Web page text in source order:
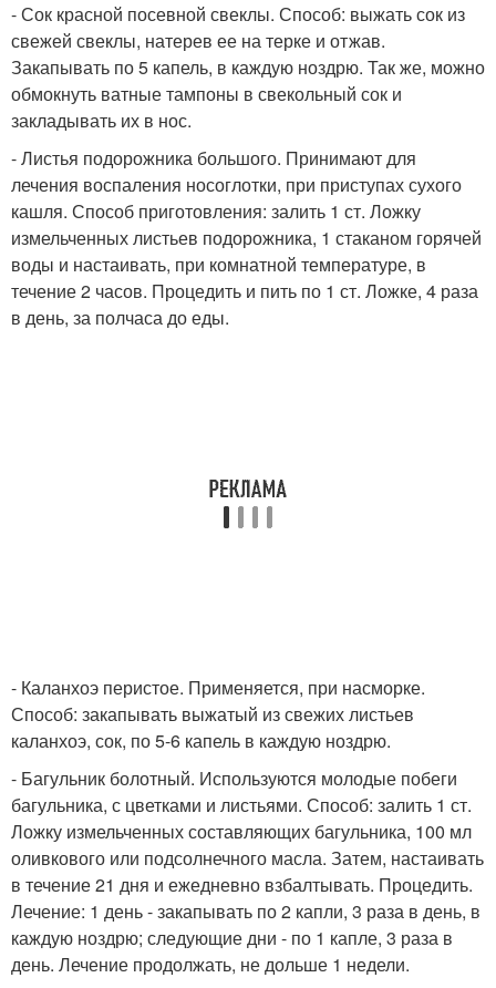
- Сок красной посевной свеклы. Способ: выжать сок из
свежей свеклы, натерев ее на терке и отжав.
Закапывать по 5 капель, в каждую ноздрю. Так же, можно
обмокнуть ватные тампоны в свекольный сок и
закладывать их в нос.
- Листья подорожника большого. Принимают для
лечения воспаления носоглотки, при приступах сухого
кашля. Способ приготовления: залить 1 ст. Ложку
измельченных листьев подорожника, 1 стаканом горячей
воды и настаивать, при комнатной температуре, в
течение 2 часов. Процедить и пить по 1 ст. Ложке, 4 раза
в день, за полчаса до еды.
- Каланхоэ перистое. Применяется, при насморке.
Способ: закапывать выжатый из свежих листьев
каланхоэ, сок, по 5-6 капель в каждую ноздрю.
- Багульник болотный. Используются молодые побеги
багульника, с цветками и листьями. Способ: залить 1 ст.
Ложку измельченных составляющих багульника, 100 мл
оливкового или подсолнечного масла. Затем, настаивать
в течение 21 дня и ежедневно взбалтывать. Процедить.
Лечение: 1 день - закапывать по 2 капли, 3 раза в день, в
каждую ноздрю; следующие дни - по 1 капле, 3 раза в
день. Лечение продолжать, не дольше 1 недели.